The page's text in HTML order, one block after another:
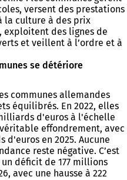
versent des prestations
la culture à des prix
exploitent des lignes de
et veillent à l’ordre et à
se détériore
communes allemandes
équilibrés. En 2022, elles
d'euros à l'échelle
effondrement, avec
en 2025. Aucune
reste négative. C’est
déficit de 177 millions
avec une hausse à 222